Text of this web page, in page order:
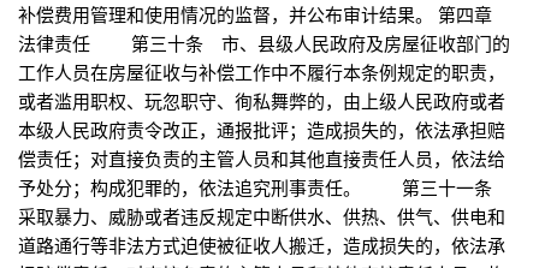
补偿费用管理和使用情况的监督，并公布审计结果。 第四章
法律责任 第三十条 市、县级人民政府及房屋征收部门的
工作人员在房屋征收与补偿工作中不履行本条例规定的职责，
或者滥用职权、玩忽职守、徇私舞弊的，由上级人民政府或者
本级人民政府责令改正，通报批评；造成损失的，依法承担赔
偿责任；对直接负责的主管人员和其他直接责任人员，依法给
予处分；构成犯罪的，依法追究刑事责任。 第三十一条
采取暴力、威胁或者违反规定中断供水、供热、供气、供电和
道路通行等非法方式迫使被征收人搬迁，造成损失的，依法承